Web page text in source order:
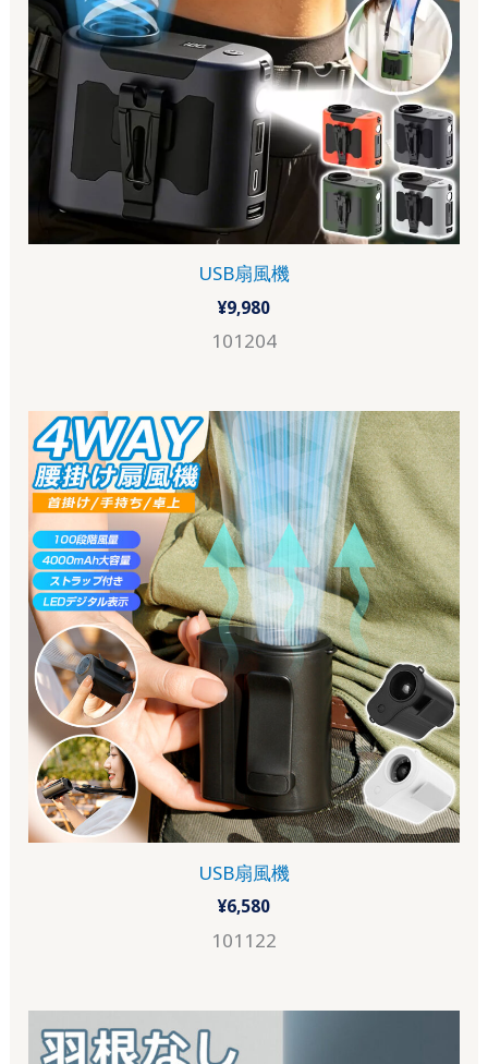
USB扇風機
¥9,980
101204
USB扇風機
¥6,580
101122